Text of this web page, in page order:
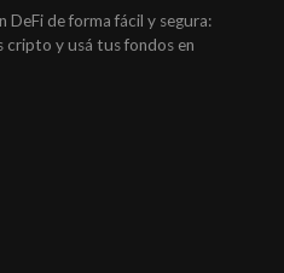
DeFi de forma fácil y segura:
cripto y usá tus fondos en